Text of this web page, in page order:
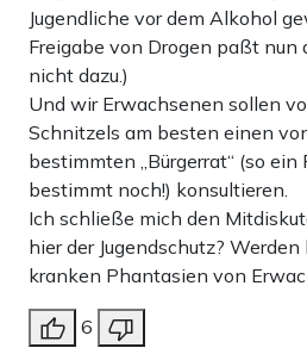
Jugendliche vor dem Alkohol
Freigabe von Drogen paßt nun
nicht dazu.)
Und wir Erwachsenen sollen
Schnitzels am besten einen
bestimmten „Bürgerrat“ (so
bestimmt noch!) konsultieren.
Ich schließe mich den
hier der Jugendschutz?
kranken Phantasien von
6